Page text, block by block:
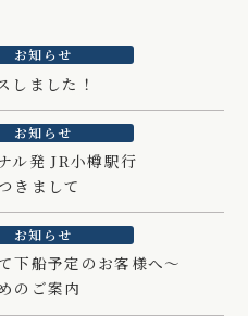
お知らせ
しました！
お知らせ
ル発 JR小樽駅行
きまして
お知らせ
下船予定のお客様へ～
のご案内